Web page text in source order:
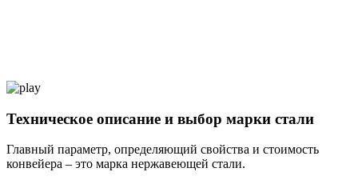
Техническое описание и выбор марки стали
Главный параметр, определяющий свойства и стоимость
конвейера – это марка нержавеющей стали.